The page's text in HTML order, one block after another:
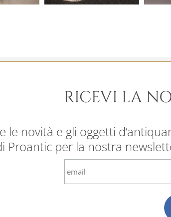
RICEVI LA
le novità e gli oggetti
Proantic per la nostra